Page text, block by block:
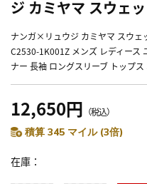
ジ カミヤマ スウェ
ナンガ×リュウジ カミヤマ スウェ
C2530-1K001Z メンズ レディース
ナー 長袖 ロングスリーブ トップ
12,650円 （税込）
積算 345 マイル (3倍)
在庫